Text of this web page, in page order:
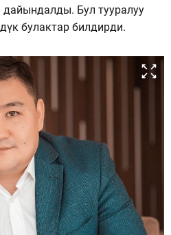
Бул тууралуу
булактар ​​билдирди.